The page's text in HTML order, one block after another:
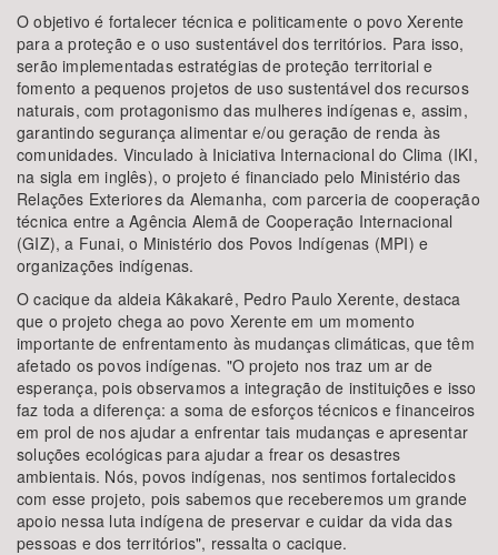
O objetivo é fortalecer técnica e politicamente o povo Xerente
para a proteção e o uso sustentável dos territórios. Para isso,
serão implementadas estratégias de proteção territorial e
fomento a pequenos projetos de uso sustentável dos recursos
naturais, com protagonismo das mulheres indígenas e, assim,
garantindo segurança alimentar e/ou geração de renda às
comunidades. Vinculado à Iniciativa Internacional do Clima (IKI,
na sigla em inglês), o projeto é financiado pelo Ministério das
Relações Exteriores da Alemanha, com parceria de cooperação
técnica entre a Agência Alemã de Cooperação Internacional
(GIZ), a Funai, o Ministério dos Povos Indígenas (MPI) e
organizações indígenas.
O cacique da aldeia Kâkakarê, Pedro Paulo Xerente, destaca
que o projeto chega ao povo Xerente em um momento
importante de enfrentamento às mudanças climáticas, que têm
afetado os povos indígenas. "O projeto nos traz um ar de
esperança, pois observamos a integração de instituições e isso
faz toda a diferença: a soma de esforços técnicos e financeiros
em prol de nos ajudar a enfrentar tais mudanças e apresentar
soluções ecológicas para ajudar a frear os desastres
ambientais. Nós, povos indígenas, nos sentimos fortalecidos
com esse projeto, pois sabemos que receberemos um grande
apoio nessa luta indígena de preservar e cuidar da vida das
pessoas e dos territórios", ressalta o cacique.